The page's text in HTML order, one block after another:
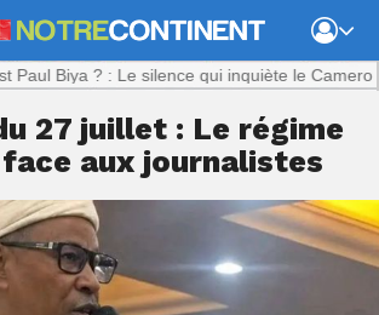
? : Le silence qui inquiète le Cameroun
27 juillet : Le régime
aux journalistes